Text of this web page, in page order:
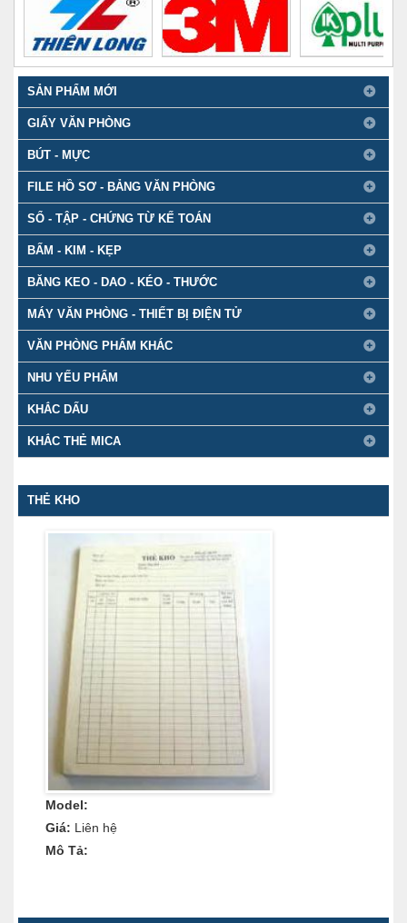
SẢN PHẨM MỚI
GIẤY VĂN PHÒNG
BÚT - MỰC
FILE HỒ SƠ - BẢNG VĂN PHÒNG
SỔ - TẬP - CHỨNG TỪ KẾ TOÁN
BẤM - KIM - KẸP
BĂNG KEO - DAO - KÉO - THƯỚC
MÁY VĂN PHÒNG - THIẾT BỊ ĐIỆN TỬ
VĂN PHÒNG PHẨM KHÁC
NHU YẾU PHẨM
KHẮC DẤU
KHẮC THẺ MICA
THẺ KHO
Model:
Giá: Liên hệ
Mô Tả: